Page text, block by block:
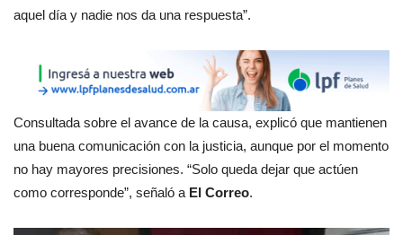
aquel día y nadie nos da una respuesta”.
Consultada sobre el avance de la causa, explicó que mantienen
una buena comunicación con la justicia, aunque por el momento
no hay mayores precisiones. “Solo queda dejar que actúen
como corresponde”, señaló a El Correo.